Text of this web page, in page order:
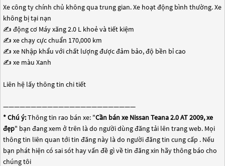
Xe công ty chính chủ không qua trung gian. Xe hoạt động bình thường. Xe
không bị tại nạn
✍ động cơ Máy xăng 2.0 L khoẻ và tiết kiệm
✍ xe chạy cực chuẩn 170,000 km
✍ xe Nhập khẩu với chất lượng được đảm bảo, độ bền bỉ cao
✍ xe màu Xanh
Liên hệ lấy thông tin chi tiết
————————————————————————
* Chú ý:Thông tin rao bán xe: "Cần bán xe Nissan Teana 2.0 AT 2009, xe
đẹp" bạn đang xem ở trên là do người dùng đăng tải lên trang web. Mọi
thông tin liên quan tới tin đăng này là do người đăng tin cung cấp . Nếu
bạn phát hiện có sai sót hay vấn đề gì về tin đăng xin hãy thông báo cho
chúng tôi